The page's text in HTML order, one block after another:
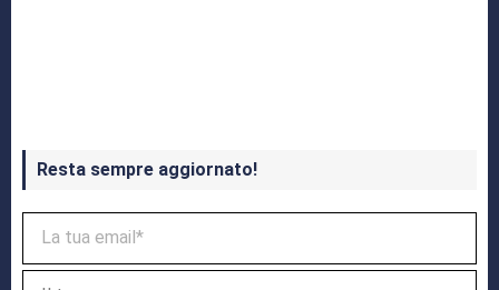
Resta sempre aggiornato!